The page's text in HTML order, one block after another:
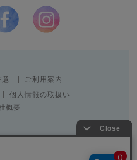
ご利用案内
個人情報の取扱い
概要
CREATOR CO.,LTD.